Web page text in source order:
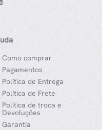
Como comprar
Pagamentos
Política de Entrega
Política de Frete
Política de troca e
Devoluções
Garantia